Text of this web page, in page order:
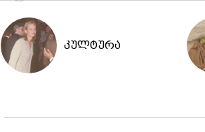
კულტურა